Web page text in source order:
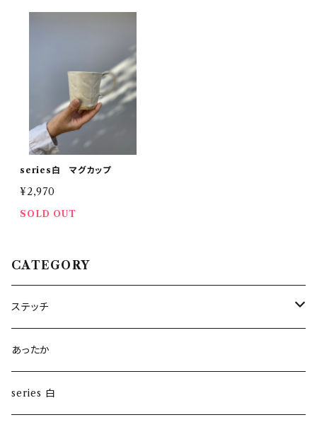
series白 マグカップ
¥2,970
SOLD OUT
CATEGORY
ステッチ
雪の器
あったか
series 白